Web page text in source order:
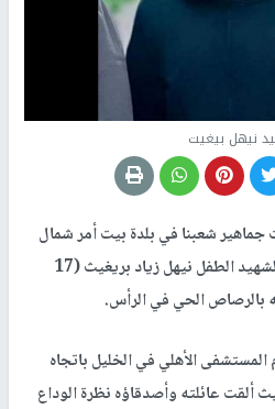
نيهل بيغيت
شعبنا في بلدة بيت أمر شمال
الخليل، اليوم الخميس، جثمان الشهيد الطفل نيهل زياد بريغيث (17
بالرصاص الحي في الرأس.
الأهلي في الخليل باتجاه
ألقت عائلته وأصدقاؤه نظرة الوداع